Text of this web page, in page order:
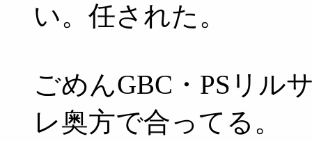
い。任された。
ごめんGBC・PSリル
レ奥方で合ってる。